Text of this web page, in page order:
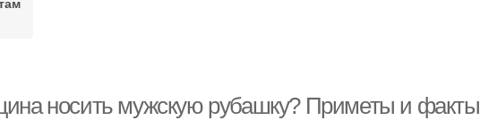
носить мужскую рубашку? Приметы и факты